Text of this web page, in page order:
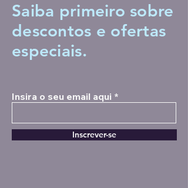
Saiba primeiro sobre
descontos e ofertas
especiais.
Insira o seu email aqui
Inscrever-se